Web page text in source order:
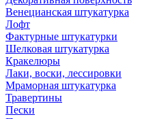
Венецианская штукатурка
Лофт
Фактурные штукатурки
Шелковая штукатурка
Кракелюры
Лаки, воски, лессировки
Мраморная штукатурка
Травертины
Пески